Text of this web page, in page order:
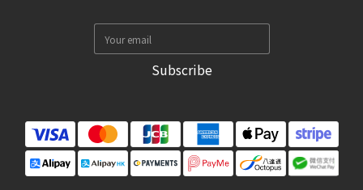
Subscribe